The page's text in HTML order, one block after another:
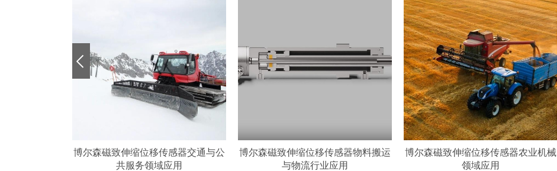
博尔森磁致伸缩位移传感器交通与公
共服务领域应用
博尔森磁致伸缩位移传感器物料搬运
与物流行业应用
博尔森磁致伸缩位移传感器农业机械
领域应用